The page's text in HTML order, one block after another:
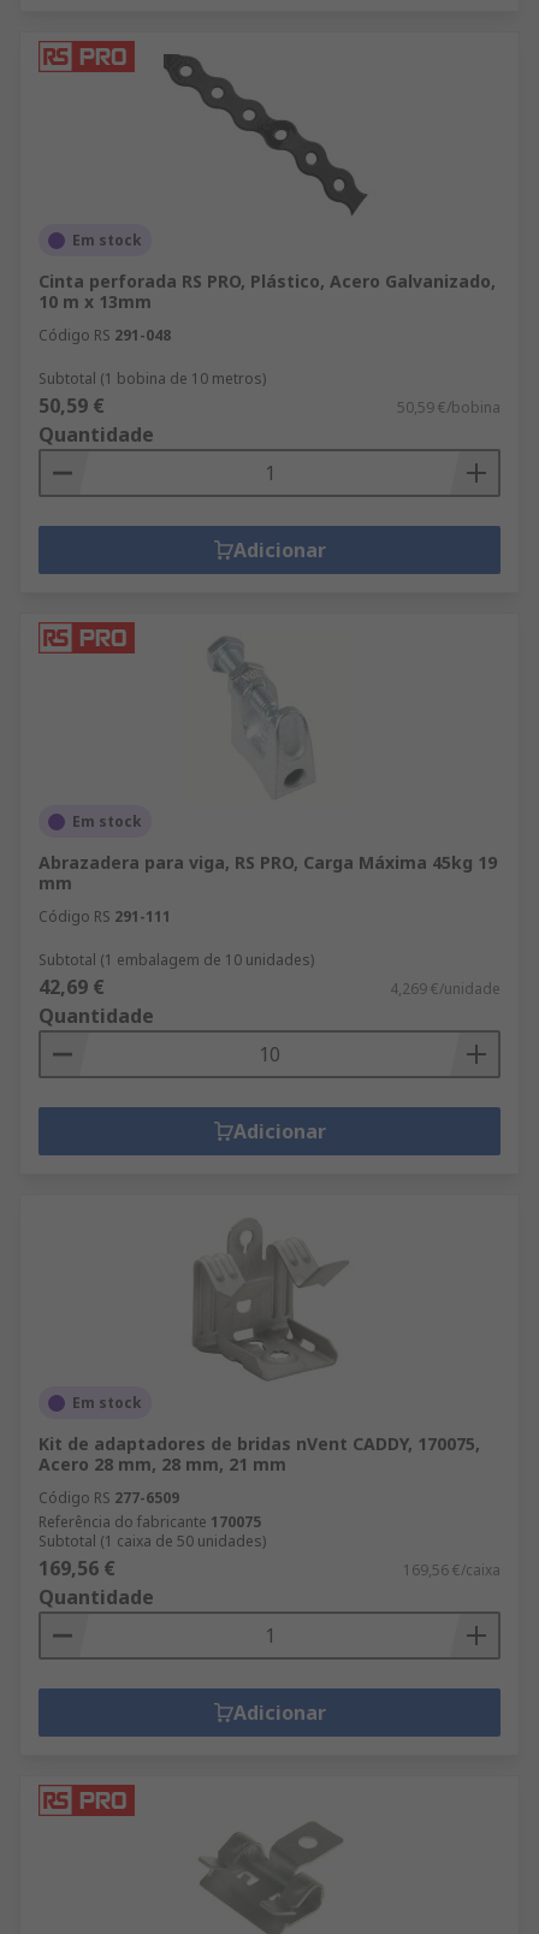
Em stock
Cinta perforada RS PRO, Plástico, Acero Galvanizado,
10 m x 13mm
Código RS 291-048
Subtotal (1 bobina de 10 metros)
50,59 € 50,59 €/bobina
Quantidade
Adicionar
Em stock
Abrazadera para viga, RS PRO, Carga Máxima 45kg 19
mm
Código RS 291-111
Subtotal (1 embalagem de 10 unidades)
42,69 € 4,269 €/unidade
Quantidade
Adicionar
Em stock
Kit de adaptadores de bridas nVent CADDY, 170075,
Acero 28 mm, 28 mm, 21 mm
Código RS 277-6509
Referência do fabricante 170075
Subtotal (1 caixa de 50 unidades)
169,56 € 169,56 €/caixa
Quantidade
Adicionar